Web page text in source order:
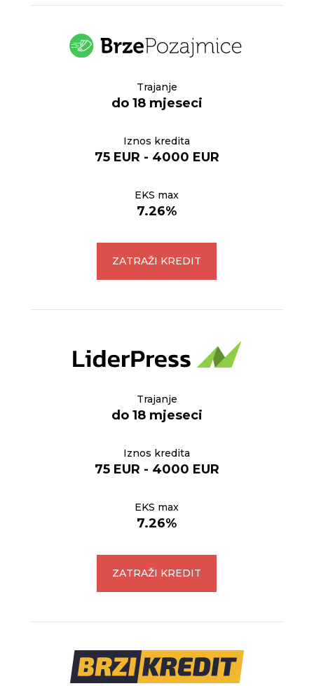
Trajanje
do 18 mjeseci
Iznos kredita
75 EUR - 4000 EUR
EKS max
7.26%
ZATRAŽI KREDIT
Trajanje
do 18 mjeseci
Iznos kredita
75 EUR - 4000 EUR
EKS max
7.26%
ZATRAŽI KREDIT